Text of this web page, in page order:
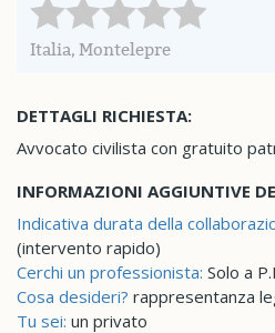
Italia, Montelepre
DETTAGLI RICHIESTA:
Avvocato civilista con gratuito
INFORMAZIONI AGGIUNTIVE
Indicativa durata della
(intervento rapido)
Cerchi un professionista: Solo a
Cosa desideri? rappresentanza
Tu sei: un privato